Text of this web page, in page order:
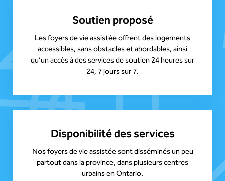
Soutien proposé
Les foyers de vie assistée offrent des logements
accessibles, sans obstacles et abordables, ainsi
qu’un accès à des services de soutien 24 heures sur
24, 7 jours sur 7.
Disponibilité des services
Nos foyers de vie assistée sont disséminés un peu
partout dans la province, dans plusieurs centres
urbains en Ontario.